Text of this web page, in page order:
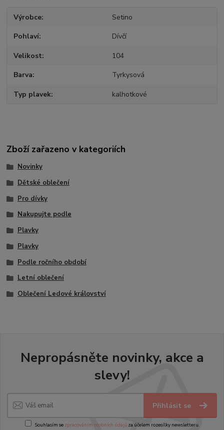
Výrobce Setino
Pohlaví Dívčí
Velikost 104
Barva Tyrkysová
Typ plavek kalhotkové
Zboží zařazeno v kategoriích
Novinky
Dětské oblečení
Pro dívky
Nakupujte podle
Plavky
Plavky
Podle ročního období
Letní oblečení
Oblečení Ledové království
Nepropásněte novinky, akce a
slevy!
Přihlásit se
Souhlasím se zpracováním osobních údajůza účelem rozesílky newsletteru.